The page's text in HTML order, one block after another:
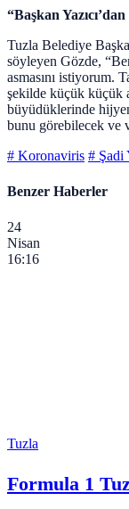
“Başkan
Tuzla Belediye
söyleyen Gözde,
asmasını istiyorum.
şekilde küçük küçük
büyüdüklerinde
bunu görebilecek ve
# Koronaviris # Şadi
Benzer Haberler
24
Nisan
16:16
Tuzla
Formula 1